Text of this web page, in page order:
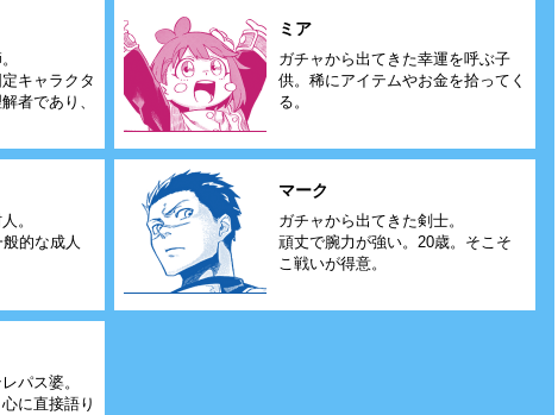
キャラクタ
者であり、
ミア
ガチャから出てきた幸運を呼ぶ子
供。稀にアイテムやお金を拾ってく
る。
。
的な成人
マーク
ガチャから出てきた剣士。
頑丈で腕力が強い。20歳。そこそ
こ戦いが得意。
パス婆。
に直接語り